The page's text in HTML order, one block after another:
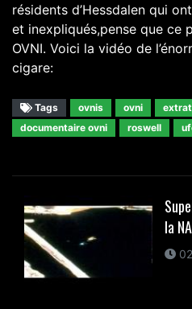
résidents d’Hessdalen qui
et inexpliqués,pense que ce
OVNI. Voici la vidéo de
cigare:
Tags ovnis ovni
documentaire ovni
roswell
la